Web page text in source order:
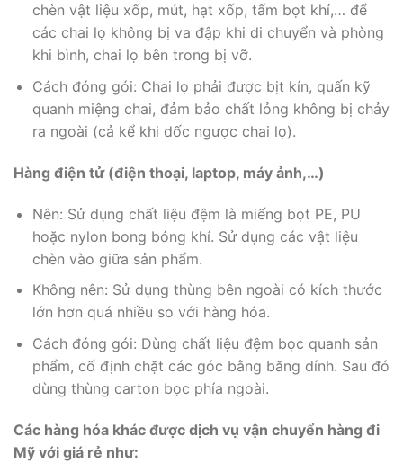
chèn vật liệu xốp, mút, hạt xốp, tấm bọt khí,… để
các chai lọ không bị va đập khi di chuyển và phòng
khi bình, chai lọ bên trong bị vỡ.
Cách đóng gói: Chai lọ phải được bịt kín, quấn kỹ
quanh miệng chai, đảm bảo chất lỏng không bị chảy
ra ngoài (cả kể khi dốc ngược chai lọ).
Hàng điện tử (điện thoại, laptop, máy ảnh,…)
Nên: Sử dụng chất liệu đệm là miếng bọt PE, PU
hoặc nylon bong bóng khí. Sử dụng các vật liệu
chèn vào giữa sản phẩm.
Không nên: Sử dụng thùng bên ngoài có kích thước
lớn hơn quá nhiều so với hàng hóa.
Cách đóng gói: Dùng chất liệu đệm bọc quanh sản
phẩm, cố định chặt các góc bằng băng dính. Sau đó
dùng thùng carton bọc phía ngoài.
Các hàng hóa khác được dịch vụ vận chuyển hàng đi
Mỹ với giá rẻ như: